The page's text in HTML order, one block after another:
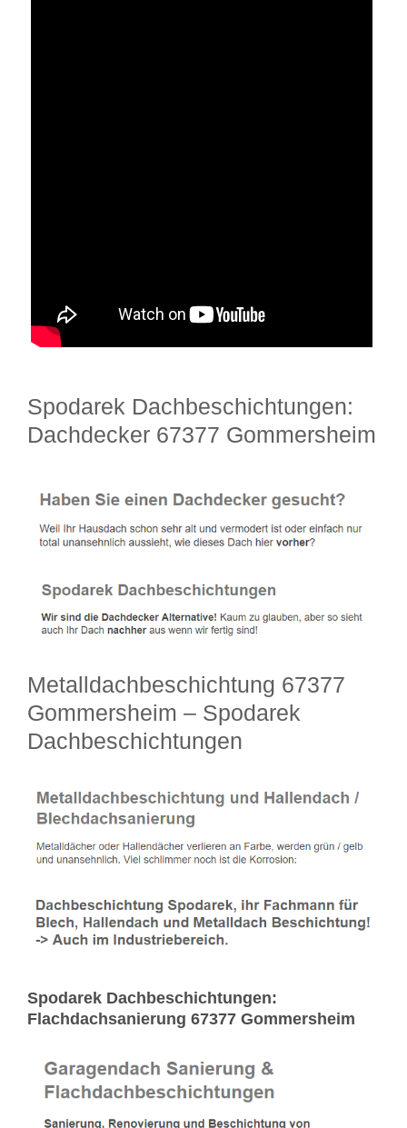
Spodarek Dachbeschichtungen:
Dachdecker 67377 Gommersheim
Metalldachbeschichtung 67377
Gommersheim – Spodarek
Dachbeschichtungen
Spodarek Dachbeschichtungen:
Flachdachsanierung 67377 Gommersheim